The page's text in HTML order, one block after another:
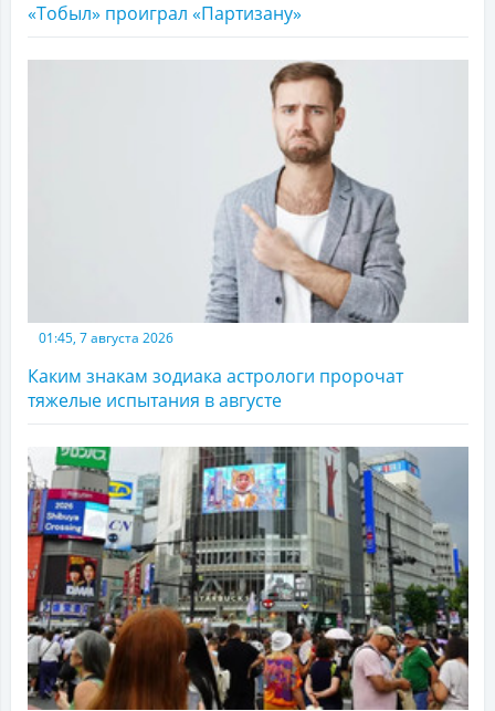
«Тобыл» проиграл «Партизану»
01:45, 7 августа 2026
Каким знакам зодиака астрологи пророчат
тяжелые испытания в августе